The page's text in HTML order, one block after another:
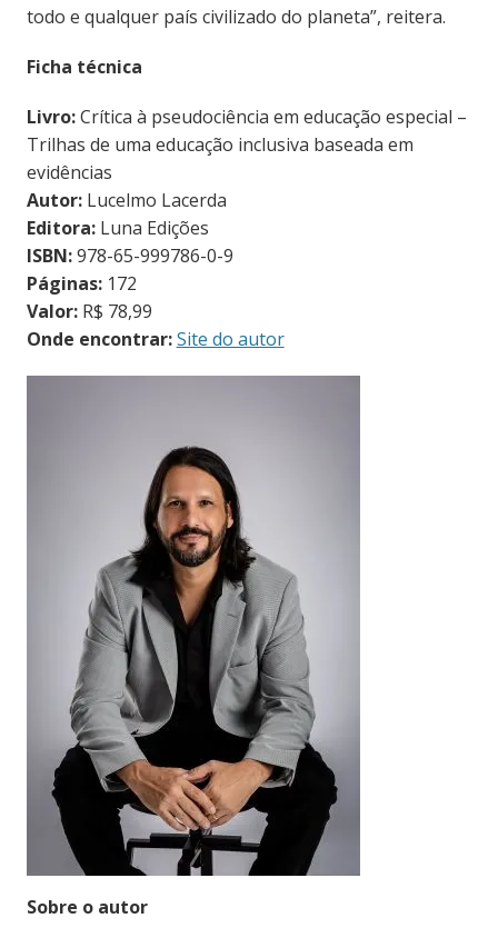
todo e qualquer país civilizado do planeta”, reitera.
Ficha técnica
Livro:Crítica à pseudociência em educação especial –
Trilhas de uma educação inclusiva baseada em
evidências
Autor: Lucelmo Lacerda
Editora:Luna Edições
ISBN:978-65-999786-0-9
Páginas: 172
Valor:R$ 78,99
Onde encontrar: Site do autor
Sobre o autor